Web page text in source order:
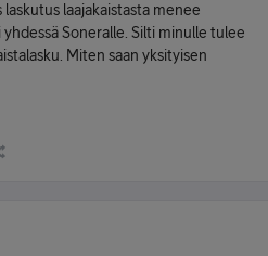
laajakaistasta menee
Soneralle. Silti minulle tulee
Miten saan yksityisen